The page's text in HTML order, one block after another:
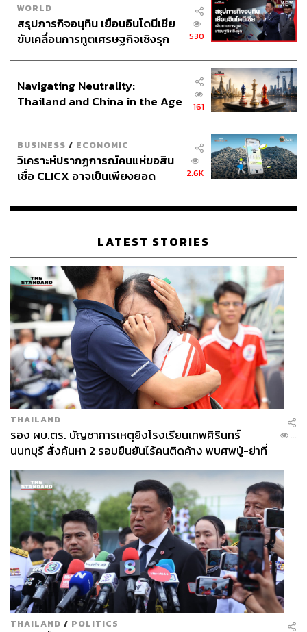
WORLD
สรุปภารกิจอนุทิน เยือนอินโดนีเซีย
ขับเคลื่อนการทูตเศรษฐกิจเชิงรุก
530
Navigating Neutrality:
Thailand and China in the Age
161
BUSINESS / ECONOMIC
วิเคราะห์ปรากฏการณ์คนแห่ขอสิน
เชื่อ CLICX อาจเป็นเพียงยอด
เรือนไทยที่ถูกซุกไว้
2.6K
LATEST STORIES
THAILAND
รอง ผบ.ตร. บัญชาการเหตุยิงโรงเรียนเทพศิรินทร์
นนทบุรี สั่งค้นหา 2 รอบยืนยันไร้คนติดค้าง พบศพปู่-ย่าที่
บ้านพักผู้ก่อเหตุ
...
THAILAND / POLITICS